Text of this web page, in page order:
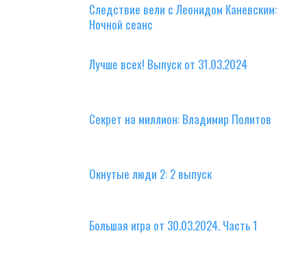
Следствие вели с Леонидом Каневским:
Ночной сеанс
Лучше всех! Выпуск от 31.03.2024
Секрет на миллион: Владимир Политов
Окнутые люди 2: 2 выпуск
Большая игра от 30.03.2024. Часть 1